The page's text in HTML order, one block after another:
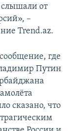
от
–
Trend.az.
где
Путин
сказано, что